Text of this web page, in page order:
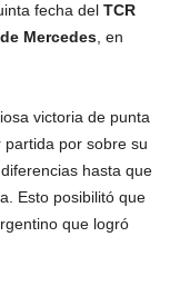
fecha del TCR
Mercedes , en
victoria de punta
partida por sobre su
hasta que
Esto posibilitó que
que logró